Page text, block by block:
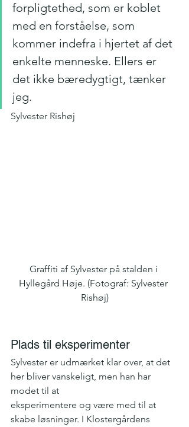
forpligtethed, som er koblet
med en forståelse, som
kommer indefra i hjertet af det
enkelte menneske. Ellers er
det ikke bæredygtigt, tænker
jeg.
Sylvester Rishøj
Graffiti af Sylvester på stalden i
Hyllegård Høje. (Fotograf: Sylvester
Rishøj)
Plads til eksperimenter
Sylvester er udmærket klar over, at det
her bliver vanskeligt, men han har
modet til at
eksperimentere og være med til at
skabe løsninger. I Klostergårdens